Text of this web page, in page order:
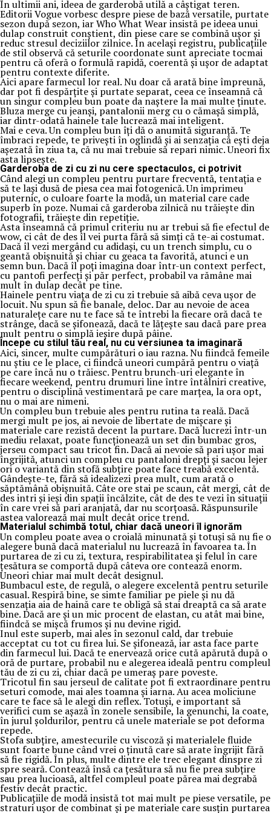
În ultimii ani, ideea de garderobă utilă a câștigat teren.
Editorii Vogue vorbesc despre piese de bază versatile, purtate
sezon după sezon, iar Who What Wear insistă pe ideea unui
dulap construit conștient, din piese care se combină ușor și
reduc stresul deciziilor zilnice. În același registru, publicațiile
de stil observă că seturile coordonate sunt apreciate tocmai
pentru că oferă o formulă rapidă, coerentă și ușor de adaptat
pentru contexte diferite.
Aici apare farmecul lor real. Nu doar că arată bine împreună,
dar pot fi despărțite și purtate separat, ceea ce înseamnă că
un singur compleu bun poate da naștere la mai multe ținute.
Bluza merge cu jeanși, pantalonii merg cu o cămașă simplă,
iar dintr-odată hainele tale lucrează mai inteligent.
Mai e ceva. Un compleu bun îți dă o anumită siguranță. Te
îmbraci repede, te privești în oglindă și ai senzația că ești deja
așezată în ziua ta, că nu mai trebuie să repari nimic. Uneori fix
asta lipsește.
Garderoba de zi cu zi nu cere spectaculos, ci potrivit
Când alegi un compleu pentru purtare frecventă, tentația e
să te lași dusă de piesa cea mai fotogenică. Un imprimeu
puternic, o culoare foarte la modă, un material care cade
superb în poze. Numai că garderoba zilnică nu trăiește din
fotografii, trăiește din repetiție.
Asta înseamnă că primul criteriu nu ar trebui să fie efectul de
wow, ci cât de des îl vei purta fără să simți că te-ai costumat.
Dacă îl vezi mergând cu adidași, cu un trench simplu, cu o
geantă obișnuită și chiar cu geaca ta favorită, atunci e un
semn bun. Dacă îl poți imagina doar într-un context perfect,
cu pantofi perfecți și păr perfect, probabil va rămâne mai
mult în dulap decât pe tine.
Hainele pentru viața de zi cu zi trebuie să aibă ceva ușor de
locuit. Nu spun să fie banale, deloc. Dar au nevoie de acea
naturalețe care nu te face să te întrebi la fiecare oră dacă te
strânge, dacă se șifonează, dacă te lățește sau dacă pare prea
mult pentru o simplă ieșire după pâine.
Începe cu stilul tău real, nu cu versiunea ta imaginară
Aici, sincer, multe cumpărături o iau razna. Nu fiindcă femeile
nu știu ce le place, ci fiindcă uneori cumpără pentru o viață
pe care încă nu o trăiesc. Pentru brunch-uri elegante în
fiecare weekend, pentru drumuri line între întâlniri creative,
pentru o disciplină vestimentară pe care marțea, la ora opt,
nu o mai are nimeni.
Un compleu bun trebuie ales pentru rutina ta reală. Dacă
mergi mult pe jos, ai nevoie de libertate de mișcare și
materiale care rezistă decent la purtare. Dacă lucrezi într-un
mediu relaxat, poate funcționează un set din bumbac gros,
jerseu compact sau tricot fin. Dacă ai nevoie să pari ușor mai
îngrijită, atunci un compleu cu pantaloni drepți și sacou lejer
ori o variantă din stofă subțire poate face treabă excelentă.
Gândește-te, fără să idealizezi prea mult, cum arată o
săptămână obișnuită. Câte ore stai pe scaun, cât mergi, cât de
des intri și ieși din spații încălzite, cât de des te vezi în situații
în care vrei să pari aranjată, dar nu scorțoasă. Răspunsurile
astea valorează mai mult decât orice trend.
Materialul schimbă totul, chiar dacă uneori îl ignorăm
Un compleu poate avea o croială minunată și totuși să nu fie o
alegere bună dacă materialul nu lucrează în favoarea ta. În
purtarea de zi cu zi, textura, respirabilitatea și felul în care
țesătura se comportă după câteva ore contează enorm.
Uneori chiar mai mult decât designul.
Bumbacul este, de regulă, o alegere excelentă pentru seturile
casual. Respiră bine, se simte familiar pe piele și nu dă
senzația aia de haină care te obligă să stai dreaptă ca să arate
bine. Dacă are și un mic procent de elastan, cu atât mai bine,
fiindcă se mișcă frumos și nu devine rigid.
Inul este superb, mai ales în sezonul cald, dar trebuie
acceptat cu tot cu firea lui. Se șifonează, iar asta face parte
din farmecul lui. Dacă te enervează orice cută apărută după o
oră de purtare, probabil nu e alegerea ideală pentru compleul
tău de zi cu zi, chiar dacă pe umeraș pare poveste.
Tricotul fin sau jerseul de calitate pot fi extraordinare pentru
seturi comode, mai ales toamna și iarna. Au acea moliciune
care te face să le alegi din reflex. Totuși, e important să
verifici cum se așază în zonele sensibile, la genunchi, la coate,
în jurul șoldurilor, pentru că unele materiale se pot deforma
repede.
Stofa subțire, amestecurile cu viscoză și materialele fluide
sunt foarte bune când vrei o ținută care să arate îngrijit fără
să fie rigidă. În plus, multe dintre ele trec elegant dinspre zi
spre seară. Contează însă ca țesătura să nu fie prea subțire
sau prea lucioasă, altfel compleul poate părea mai degrabă
festiv decât practic.
Publicațiile de modă insistă tot mai mult pe piese versatile, pe
straturi ușor de combinat și pe materiale care susțin purtarea